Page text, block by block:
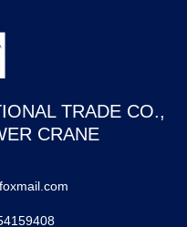
TRADE CO.,
CRANE